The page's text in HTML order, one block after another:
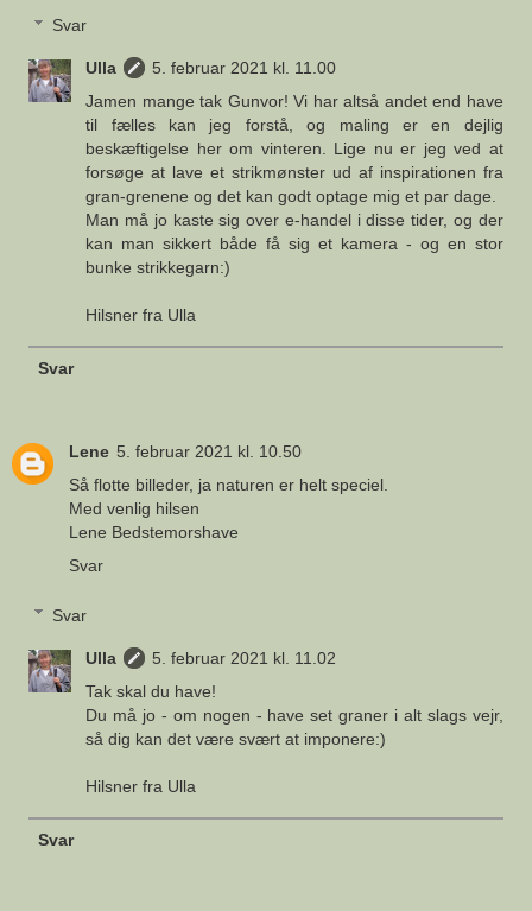
Svar
Ulla
5. februar 2021 kl. 11.00
Jamen mange tak Gunvor! Vi har altså andet end have
til fælles kan jeg forstå, og maling er en dejlig
beskæftigelse her om vinteren. Lige nu er jeg ved at
forsøge at lave et strikmønster ud af inspirationen fra
gran-grenene og det kan godt optage mig et par dage.
Man må jo kaste sig over e-handel i disse tider, og der
kan man sikkert både få sig et kamera - og en stor
bunke strikkegarn:)
Hilsner fra Ulla
Svar
Lene 5. februar 2021 kl. 10.50
Så flotte billeder, ja naturen er helt speciel.
Med venlig hilsen
Lene Bedstemorshave
Svar
Svar
Ulla
5. februar 2021 kl. 11.02
Tak skal du have!
Du må jo - om nogen - have set graner i alt slags vejr,
så dig kan det være svært at imponere:)
Hilsner fra Ulla
Svar